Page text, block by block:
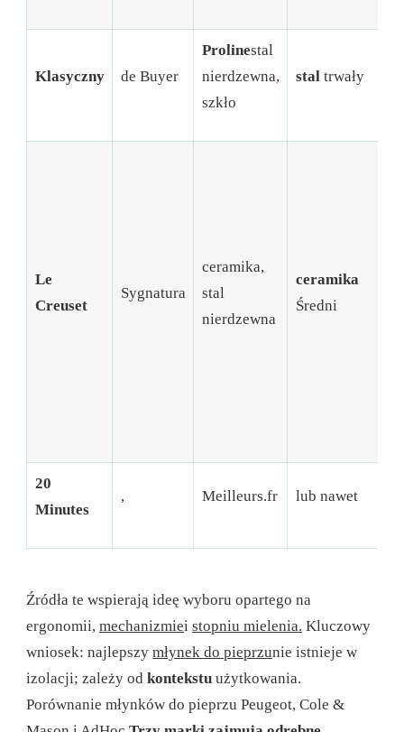
Klasyczny de Buyer
Prolinestal
nierdzewna,
szkło
staltrwały
Le
Creuset
Sygnatura
ceramika,
stal
nierdzewna
ceramika
Średni
20
Minutes
, Meilleurs.fr lub nawet
Źródła te wspierają ideę wyboru opartego na
ergonomii, mechanizmiei stopniu mielenia. Kluczowy
wniosek: najlepszy młynek do pieprzunie istnieje w
izolacji; zależy od kontekstu użytkowania.
Porównanie młynków do pieprzu Peugeot, Cole &